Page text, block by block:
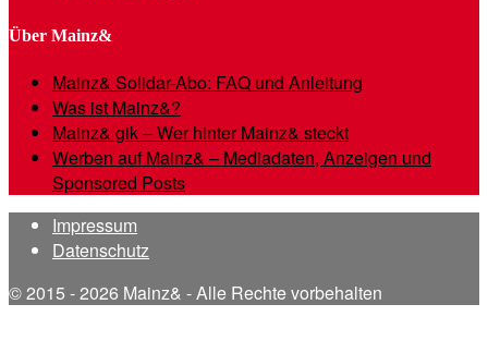
Über Mainz&
Mainz& Solidar-Abo: FAQ und Anleitung
Was ist Mainz&?
Mainz& gik – Wer hinter Mainz& steckt
Werben auf Mainz& – Mediadaten, Anzeigen und
Sponsored Posts
Impressum
Datenschutz
© 2015 - 2026 Mainz& - Alle Rechte vorbehalten